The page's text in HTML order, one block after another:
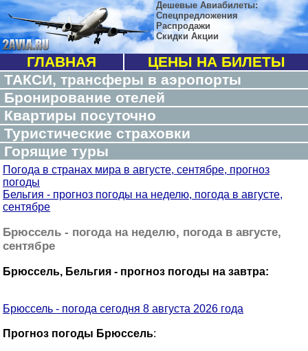
Дешевые Авиабилеты:
Спецпредложения
Распродажи
Скидки Акции
ГЛАВНАЯ
ЦЕНЫ НА БИЛЕТЫ
ТАКСИ, трансферы в аэропорты
Бронирование отелей
Квартиры посуточно
Туристические страховки
Горящие туры
Погода в странах мира в августе, сентябре, прогноз
погоды
Бельгия - прогноз погоды на неделю, погода в августе,
сентябре
Брюссель - погода на неделю, погода в августе,
сентябре
Брюссель, Бельгия - прогноз погоды на завтра:
Брюссель - погода сегодня 8 августа 2026 года
Прогноз погоды Брюссель: